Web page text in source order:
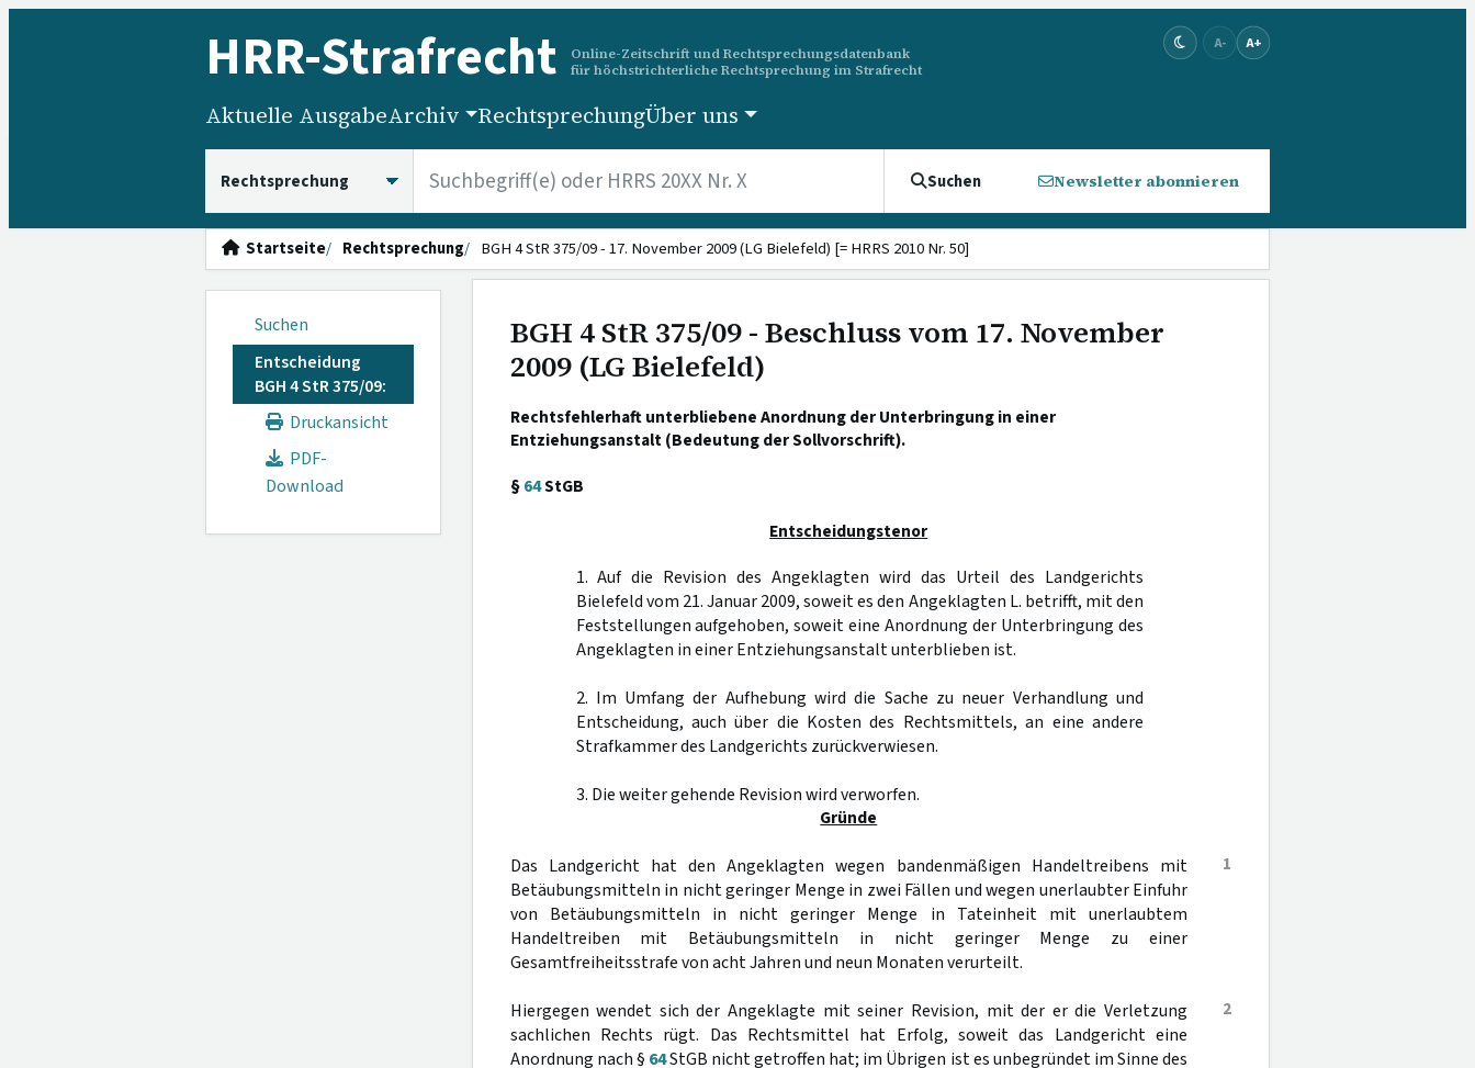
HRR-Strafrecht
Online-Zeitschrift und Rechtsprechungsdatenbank
für höchstrichterliche Rechtsprechung im Strafrecht
A- A+
Aktuelle AusgabeArchiv RechtsprechungÜber uns
Suchen Newsletter abonnieren
Startseite Rechtsprechung BGH 4 StR 375/09 - 17. November 2009 (LG Bielefeld) [= HRRS 2010 Nr. 50]
Suchen
Entscheidung
BGH 4 StR 375/09:
Druckansicht
PDF-
Download
BGH 4 StR 375/09 - Beschluss vom 17. November
2009 (LG Bielefeld)
Rechtsfehlerhaft unterbliebene Anordnung der Unterbringung in einer
Entziehungsanstalt (Bedeutung der Sollvorschrift).
§64StGB
Entscheidungstenor
1. Auf die Revision des Angeklagten wird das Urteil des Landgerichts
Bielefeld vom 21. Januar 2009, soweit es den Angeklagten L. betrifft, mit den
Feststellungen aufgehoben, soweit eine Anordnung der Unterbringung des
Angeklagten in einer Entziehungsanstalt unterblieben ist.
2. Im Umfang der Aufhebung wird die Sache zu neuer Verhandlung und
Entscheidung, auch über die Kosten des Rechtsmittels, an eine andere
Strafkammer des Landgerichts zurückverwiesen.
3. Die weiter gehende Revision wird verworfen.
Gründe
1
Das Landgericht hat den Angeklagten wegen bandenmäßigen Handeltreibens mit
Betäubungsmitteln in nicht geringer Menge in zwei Fällen und wegen unerlaubter Einfuhr
von Betäubungsmitteln in nicht geringer Menge in Tateinheit mit unerlaubtem
Handeltreiben mit Betäubungsmitteln in nicht geringer Menge zu einer
Gesamtfreiheitsstrafe von acht Jahren und neun Monaten verurteilt.
2
Hiergegen wendet sich der Angeklagte mit seiner Revision, mit der er die Verletzung
sachlichen Rechts rügt. Das Rechtsmittel hat Erfolg, soweit das Landgericht eine
Anordnung nach § 64StGB nicht getroffen hat; im Übrigen ist es unbegründet im Sinne des